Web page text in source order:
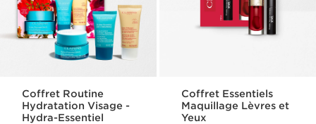
Coffret Routine
Hydratation Visage -
Hydra-Essentiel
Coffret Essentiels
Maquillage Lèvres et
Yeux